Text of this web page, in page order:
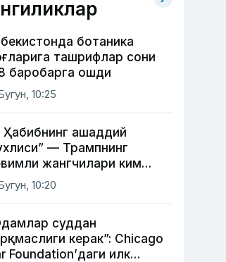
ботаника
ташрифлар сони
баробарга ошди
10:25
Ҳабибнинг ашаддий
— Трампнинг
жангчилари ким
айтилди
10:20
суддан
керак”: Chicago
Foundation’даги илк